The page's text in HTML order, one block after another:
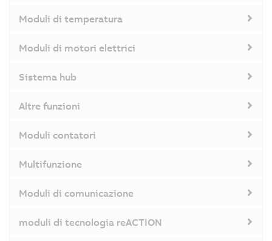
Moduli di temperatura
Moduli di motori elettrici
Sistema hub
Altre funzioni
Moduli contatori
Multifunzione
Moduli di comunicazione
moduli di tecnologia reACTION